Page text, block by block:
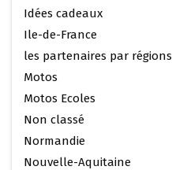
Idées cadeaux
Ile-de-France
les partenaires par régions
Motos
Motos Ecoles
Non classé
Normandie
Nouvelle-Aquitaine